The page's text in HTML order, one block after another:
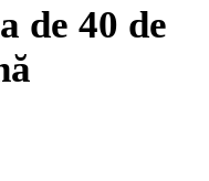
de 40 de